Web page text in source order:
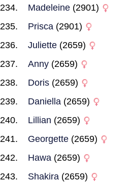
Madeleine (2901)
Prisca (2901)
Juliette (2659)
Anny (2659)
Doris (2659)
Daniella (2659)
Lillian (2659)
Georgette (2659)
Hawa (2659)
Shakira (2659)